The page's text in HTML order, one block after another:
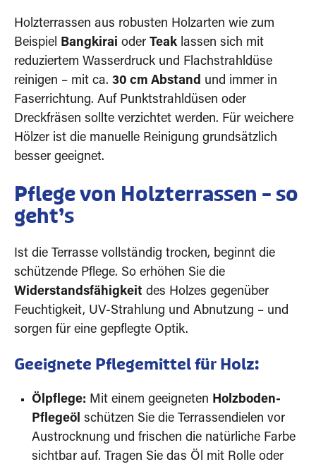
Holzterrassen aus robusten Holzarten wie zum
Beispiel Bangkirai oder Teak lassen sich mit
reduziertem Wasserdruck und Flachstrahldüse
reinigen – mit ca. 30 cm Abstand und immer in
Faserrichtung. Auf Punktstrahldüsen oder
Dreckfräsen sollte verzichtet werden. Für weichere
Hölzer ist die manuelle Reinigung grundsätzlich
besser geeignet.
Pflege von Holzterrassen – so
geht’s
Ist die Terrasse vollständig trocken, beginnt die
schützende Pflege. So erhöhen Sie die
Widerstandsfähigkeit des Holzes gegenüber
Feuchtigkeit, UV-Strahlung und Abnutzung – und
sorgen für eine gepflegte Optik.
Geeignete Pflegemittel für Holz:
Ölpflege: Mit einem geeigneten Holzboden-
Pflegeöl schützen Sie die Terrassendielen vor
Austrocknung und frischen die natürliche Farbe
sichtbar auf. Tragen Sie das Öl mit Rolle oder